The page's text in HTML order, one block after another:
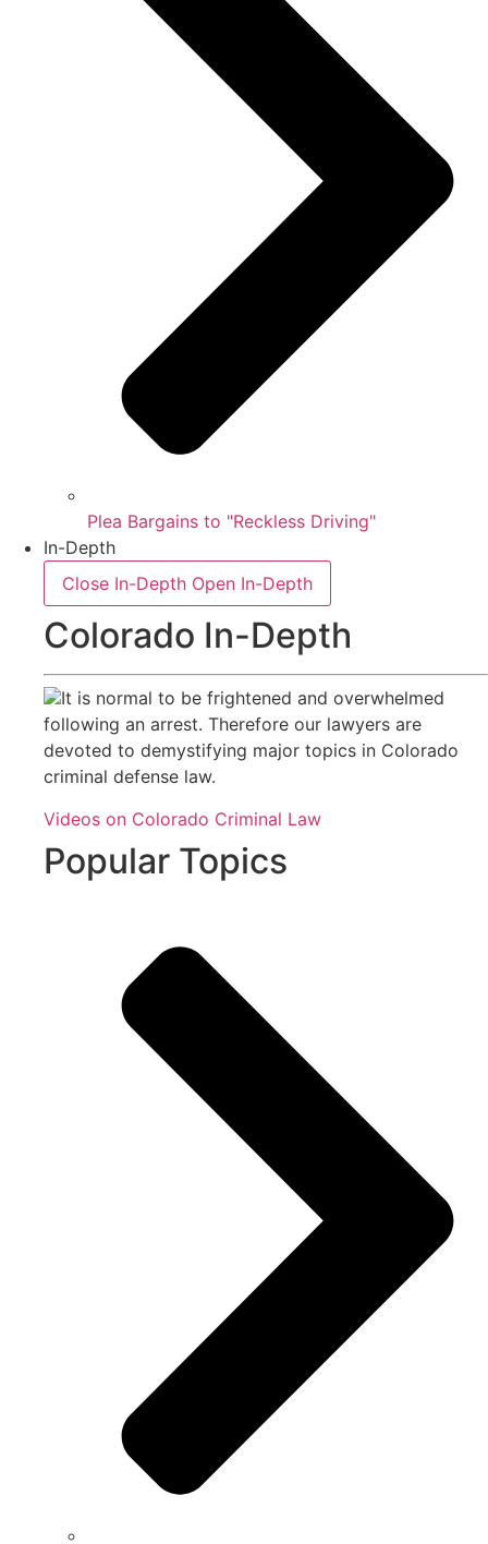
Plea Bargains to "Reckless Driving"
In-Depth
Close In-Depth Open In-Depth
Colorado In-Depth
It is normal to be frightened and overwhelmed
following an arrest. Therefore our lawyers are
devoted to demystifying major topics in Colorado
criminal defense law.
Videos on Colorado Criminal Law
Popular Topics